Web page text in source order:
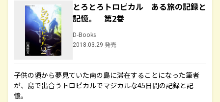
とろとろトロピカル ある旅の記録と
記憶。 第2巻
D-Books
2018.03.29 発売
子供の頃から夢見ていた南の島に滞在することになった筆者
が、島で出合うトロピカルでマジカルな45日間の記録と記
憶。